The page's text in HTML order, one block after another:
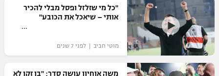
גביע הטוטו
ליגיונרים
גביע המדינה
ליגת האלופות
ליגה אירופית
ליגה אנגלית
כדורסל ישראלי
ליגת ווינר סל
ליגה לאומית
כדורסל עולמי
NBA
"כל מי שזלזל ופסל מבלי להכיר
אותי – שיאכל את הכובע"
מוטי חביב | לפני 7 שנים
משה אוחיון עושה סדר: "בן זקן לא